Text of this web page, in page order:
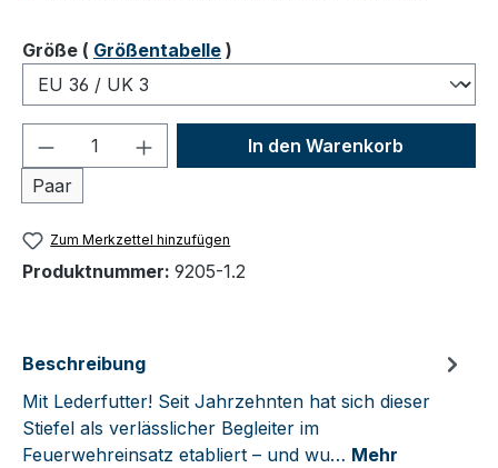
Größeauswählen
( Größentabelle )
Produkt Anzahl: Gib den
Paar
In den Warenkorb
Zum Merkzettel hinzufügen
Produktnummer: 9205-1.2
Beschreibung
Mit Lederfutter! Seit Jahrzehnten hat sich dieser
Stiefel als verlässlicher Begleiter im
Feuerwehreinsatz etabliert – und wu… Mehr